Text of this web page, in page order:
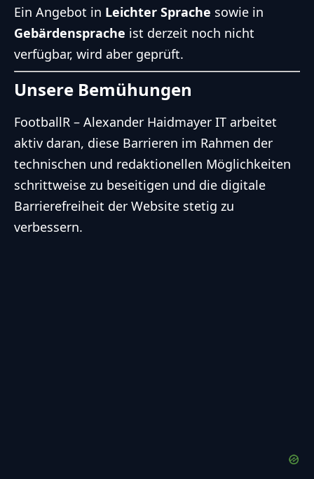
Ein Angebot in Leichter Sprache sowie in
Gebärdensprache ist derzeit noch nicht
verfügbar, wird aber geprüft.
Unsere Bemühungen
FootballR – Alexander Haidmayer IT arbeitet
aktiv daran, diese Barrieren im Rahmen der
technischen und redaktionellen Möglichkeiten
schrittweise zu beseitigen und die digitale
Barrierefreiheit der Website stetig zu
verbessern.